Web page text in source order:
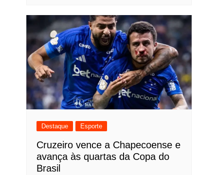
Destaque Esporte
Cruzeiro vence a Chapecoense e
avança às quartas da Copa do
Brasil